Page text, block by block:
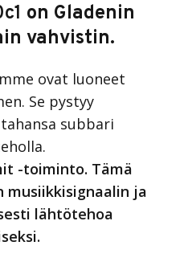
on Gladenin
vahvistin.
ovat luoneet
Se pystyy
subbari
-toiminto. Tämä
musiikkisignaalin ja
lähtötehoa